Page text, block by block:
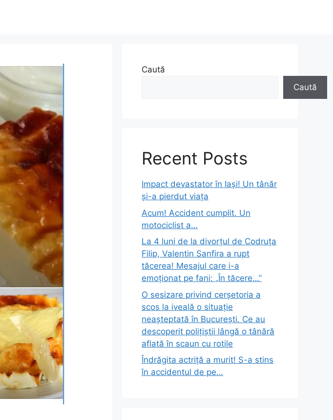
Caută
Caută
Recent Posts
Impact devastator în Iași! Un tânăr
și-a pierdut viața
Acum! Accident cumplit. Un
motociclist a…
La 4 luni de la divorțul de Codruța
Filip, Valentin Sanfira a rupt
tăcerea! Mesajul care i-a
emoționat pe fani: „În tăcere…”
O sesizare privind cerșetoria a
scos la iveală o situație
neașteptată în București. Ce au
descoperit polițiștii lângă o tânără
aflată în scaun cu rotile
Îndrăgita actriță a murit! S-a stins
în accidentul de pe…